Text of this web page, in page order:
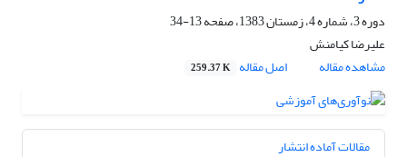
دوره 3، شماره 4، زمستان 1383، صفحه
13-34
علیرضا کیامنش
مشاهده مقاله
اصل مقاله 259.37 K
مقالات آماده انتشار